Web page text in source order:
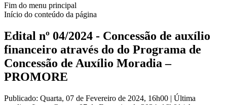
Fim do menu principal
Início do conteúdo da página
Edital nº 04/2024 - Concessão de auxílio
financeiro através do do Programa de
Concessão de Auxílio Moradia –
PROMORE
Publicado: Quarta, 07 de Fevereiro de 2024, 16h00 | Última